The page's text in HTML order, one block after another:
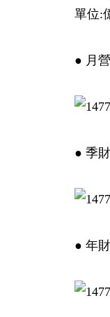
單位:
● 月
● 季
● 年